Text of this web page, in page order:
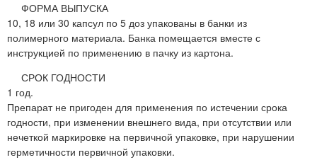
ФОРМА ВЫПУСКА
10, 18 или 30 капсул по 5 доз упакованы в банки из
полимерного материала. Банка помещается вместе с
инструкцией по применению в пачку из картона.
СРОК ГОДНОСТИ
1 год.
Препарат не пригоден для применения по истечении срока
годности, при изменении внешнего вида, при отсутствии или
нечеткой маркировке на первичной упаковке, при нарушении
герметичности первичной упаковки.